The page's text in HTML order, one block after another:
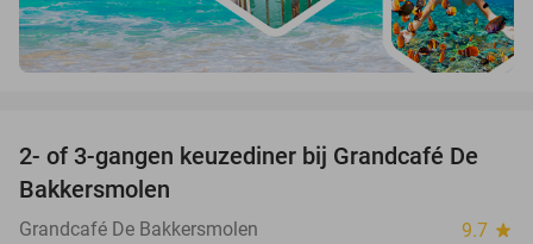
42%
2- of 3-gangen keuzediner bij Grandcafé De
Bakkersmolen
Grandcafé De Bakkersmolen 9.7 star